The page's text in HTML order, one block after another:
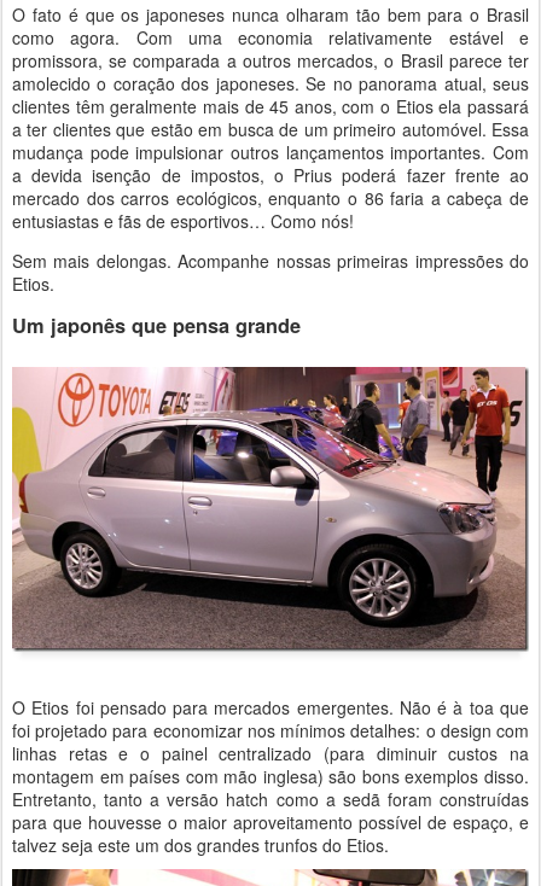
O fato é que os japoneses nunca olharam tão bem para o Brasil
como agora. Com uma economia relativamente estável e
promissora, se comparada a outros mercados, o Brasil parece ter
amolecido o coração dos japoneses. Se no panorama atual, seus
clientes têm geralmente mais de 45 anos, com o Etios ela passará
a ter clientes que estão em busca de um primeiro automóvel. Essa
mudança pode impulsionar outros lançamentos importantes. Com
a devida isenção de impostos, o Prius poderá fazer frente ao
mercado dos carros ecológicos, enquanto o 86 faria a cabeça de
entusiastas e fãs de esportivos… Como nós!
Sem mais delongas. Acompanhe nossas primeiras impressões do
Etios.
Um japonês que pensa grande
O Etios foi pensado para mercados emergentes. Não é à toa que
foi projetado para economizar nos mínimos detalhes: o design com
linhas retas e o painel centralizado (para diminuir custos na
montagem em países com mão inglesa) são bons exemplos disso.
Entretanto, tanto a versão hatch como a sedã foram construídas
para que houvesse o maior aproveitamento possível de espaço, e
talvez seja este um dos grandes trunfos do Etios.